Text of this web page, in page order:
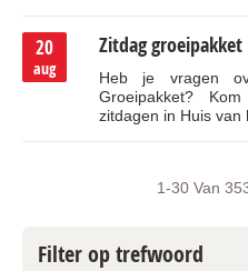
Zitdag groeipakket
Heb je vragen
Groeipakket?
zitdagen in Huis van
20
aug
1-30 Van
Filter op trefwoord